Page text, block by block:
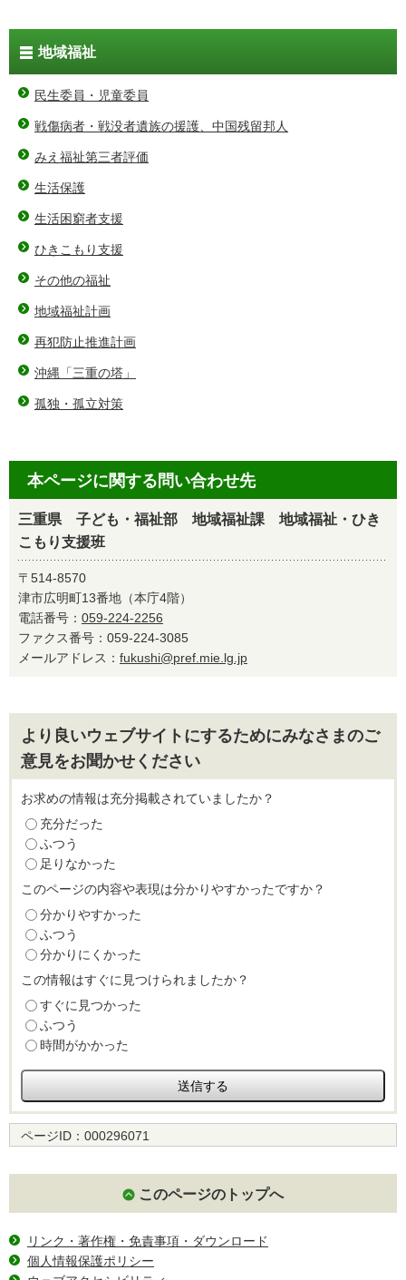
地域福祉
民生委員・児童委員
戦傷病者・戦没者遺族の援護、中国残留邦人
みえ福祉第三者評価
生活保護
生活困窮者支援
ひきこもり支援
その他の福祉
地域福祉計画
再犯防止推進計画
沖縄「三重の塔」
孤独・孤立対策
本ページに関する問い合わせ先
三重県 子ども・福祉部 地域福祉課 地域福祉・ひき
こもり支援班
〒514-8570
津市広明町13番地（本庁4階）
電話番号： 059-224-2256
ファクス番号：059-224-3085
メールアドレス： fukushi@pref.mie.lg.jp
より良いウェブサイトにするためにみなさまのご
意見をお聞かせください
お求めの情報は充分掲載されていましたか？
充分だった
ふつう
足りなかった
このページの内容や表現は分かりやすかったですか？
分かりやすかった
ふつう
分かりにくかった
この情報はすぐに見つけられましたか？
すぐに見つかった
ふつう
時間がかかった
ページID： 000296071
このページのトップへ
リンク・著作権・免責事項・ダウンロード
個人情報保護ポリシー